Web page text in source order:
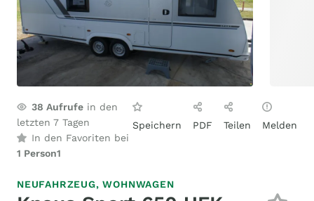
38 Aufrufe in den
letzten 7 Tagen
In den Favoriten bei
1 Person1
Speichern PDF Teilen Melden
NEUFAHRZEUG,WOHNWAGEN